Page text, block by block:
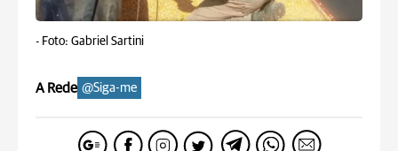
- Foto: Gabriel Sartini
A Rede @Siga-me